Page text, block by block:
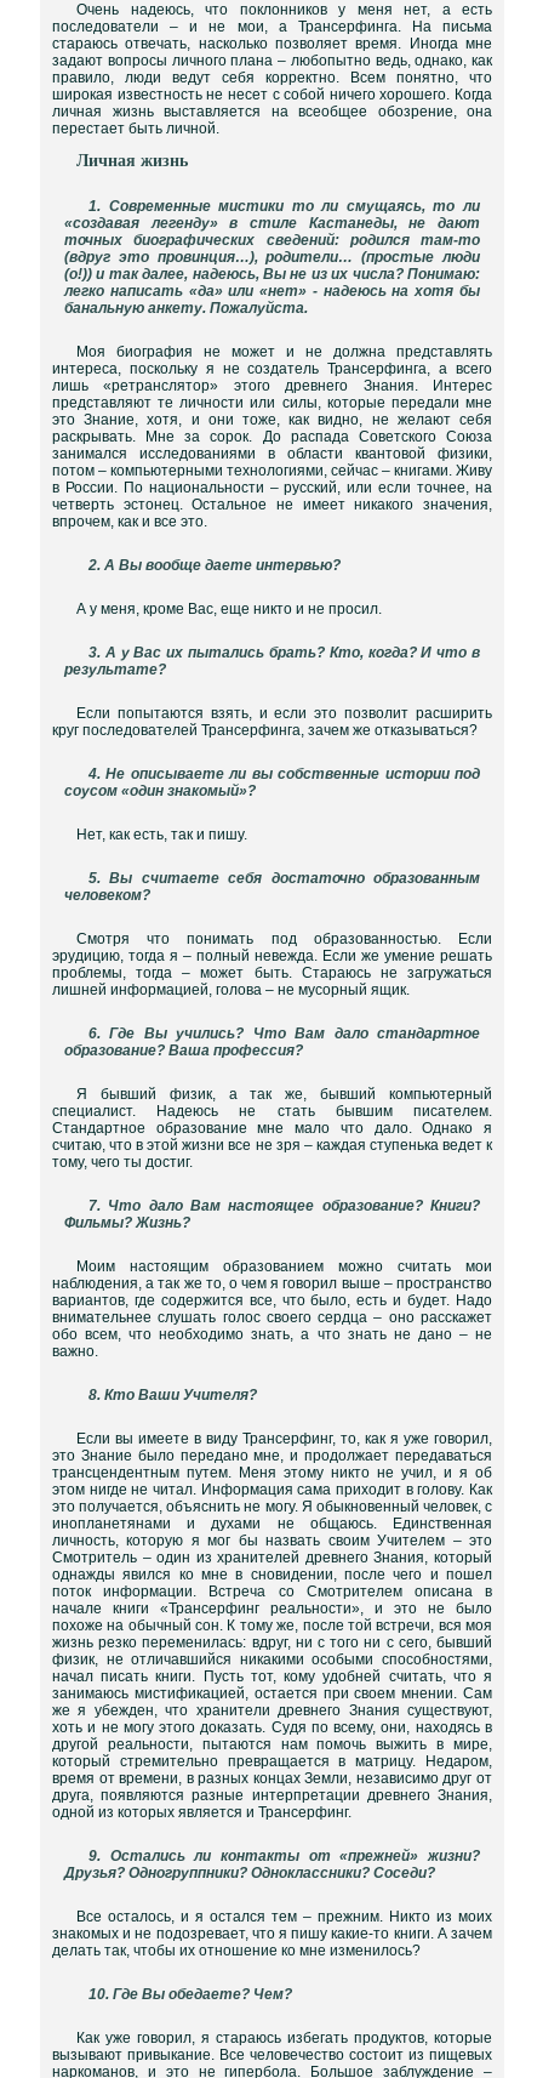
Очень надеюсь, что поклонников у меня нет, а есть
последователи – и не мои, а Трансерфинга. На письма
стараюсь отвечать, насколько позволяет время. Иногда мне
задают вопросы личного плана – любопытно ведь, однако, как
правило, люди ведут себя корректно. Всем понятно, что
широкая известность не несет с собой ничего хорошего. Когда
личная жизнь выставляется на всеобщее обозрение, она
перестает быть личной.
Личная жизнь
1. Современные мистики то ли смущаясь, то ли
«создавая легенду» в стиле Кастанеды, не дают
точных биографических сведений: родился там-то
(вдруг это провинция…), родители… (простые люди
(о!)) и так далее, надеюсь, Вы не из их числа? Понимаю:
легко написать «да» или «нет» - надеюсь на хотя бы
банальную анкету. Пожалуйста.
Моя биография не может и не должна представлять
интереса, поскольку я не создатель Трансерфинга, а всего
лишь «ретранслятор» этого древнего Знания. Интерес
представляют те личности или силы, которые передали мне
это Знание, хотя, и они тоже, как видно, не желают себя
раскрывать. Мне за сорок. До распада Советского Союза
занимался исследованиями в области квантовой физики,
потом – компьютерными технологиями, сейчас – книгами. Живу
в России. По национальности – русский, или если точнее, на
четверть эстонец. Остальное не имеет никакого значения,
впрочем, как и все это.
2. А Вы вообще даете интервью?
А у меня, кроме Вас, еще никто и не просил.
3. А у Вас их пытались брать? Кто, когда? И что в
результате?
Если попытаются взять, и если это позволит расширить
круг последователей Трансерфинга, зачем же отказываться?
4. Не описываете ли вы собственные истории под
соусом «один знакомый»?
Нет, как есть, так и пишу.
5. Вы считаете себя достаточно образованным
человеком?
Смотря что понимать под образованностью. Если
эрудицию, тогда я – полный невежда. Если же умение решать
проблемы, тогда – может быть. Стараюсь не загружаться
лишней информацией, голова – не мусорный ящик.
6. Где Вы учились? Что Вам дало стандартное
образование? Ваша профессия?
Я бывший физик, а так же, бывший компьютерный
специалист. Надеюсь не стать бывшим писателем.
Стандартное образование мне мало что дало. Однако я
считаю, что в этой жизни все не зря – каждая ступенька ведет к
тому, чего ты достиг.
7. Что дало Вам настоящее образование? Книги?
Фильмы? Жизнь?
Моим настоящим образованием можно считать мои
наблюдения, а так же то, о чем я говорил выше – пространство
вариантов, где содержится все, что было, есть и будет. Надо
внимательнее слушать голос своего сердца – оно расскажет
обо всем, что необходимо знать, а что знать не дано – не
важно.
8. Кто Ваши Учителя?
Если вы имеете в виду Трансерфинг, то, как я уже говорил,
это Знание было передано мне, и продолжает передаваться
трансцендентным путем. Меня этому никто не учил, и я об
этом нигде не читал. Информация сама приходит в голову. Как
это получается, объяснить не могу. Я обыкновенный человек, с
инопланетянами и духами не общаюсь. Единственная
личность, которую я мог бы назвать своим Учителем – это
Смотритель – один из хранителей древнего Знания, который
однажды явился ко мне в сновидении, после чего и пошел
поток информации. Встреча со Смотрителем описана в
начале книги «Трансерфинг реальности», и это не было
похоже на обычный сон. К тому же, после той встречи, вся моя
жизнь резко переменилась: вдруг, ни с того ни с сего, бывший
физик, не отличавшийся никакими особыми способностями,
начал писать книги. Пусть тот, кому удобней считать, что я
занимаюсь мистификацией, остается при своем мнении. Сам
же я убежден, что хранители древнего Знания существуют,
хоть и не могу этого доказать. Судя по всему, они, находясь в
другой реальности, пытаются нам помочь выжить в мире,
который стремительно превращается в матрицу. Недаром,
время от времени, в разных концах Земли, независимо друг от
друга, появляются разные интерпретации древнего Знания,
одной из которых является и Трансерфинг.
9. Остались ли контакты от «прежней» жизни?
Друзья? Одногруппники? Одноклассники? Соседи?
Все осталось, и я остался тем – прежним. Никто из моих
знакомых и не подозревает, что я пишу какие-то книги. А зачем
делать так, чтобы их отношение ко мне изменилось?
10. Где Вы обедаете? Чем?
Как уже говорил, я стараюсь избегать продуктов, которые
вызывают привыкание. Все человечество состоит из пищевых
наркоманов, и это не гипербола. Большое заблуждение –